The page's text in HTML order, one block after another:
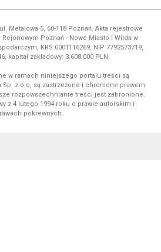
Metalowa 5, 60-118 Poznań. Akta rejestrowe
Poznań - Nowe Miasto i Wilda w
KRS 0001116269, NIP 7792573719,
kapitał zakładowy: 3.608.000 PLN.
w ramach niniejszego portalu treści są
Sp. z o.o, są zastrzeżone i chronione prawem
rozpowszechnianie treści jest zabronione.
z 4 lutego 1994 roku o prawie autorskim i
pokrewnych.